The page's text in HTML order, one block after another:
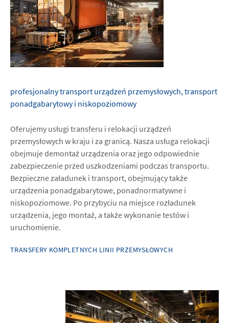
profesjonalny transport urządzeń przemysłowych, transport
ponadgabarytowy i niskopoziomowy
Oferujemy usługi transferu i relokacji urządzeń
przemysłowych w kraju i za granicą. Nasza usługa relokacji
obejmuje demontaż urządzenia oraz jego odpowiednie
zabezpieczenie przed uszkodzeniami podczas transportu.
Bezpieczne załadunek i transport, obejmujący także
urządzenia ponadgabarytowe, ponadnormatywne i
niskopoziomowe. Po przybyciu na miejsce rozładunek
urządzenia, jego montaż, a także wykonanie testów i
uruchomienie.
TRANSFERY KOMPLETNYCH LINII PRZEMYSŁOWYCH